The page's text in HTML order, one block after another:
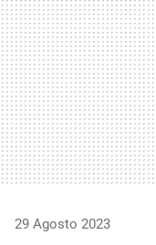
29 Agosto 2023